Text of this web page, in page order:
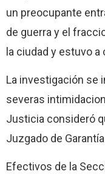
un preocupante
de guerra y el
la ciudad y estuvo
La investigación se
severas
Justicia consideró
Juzgado de
Efectivos de la